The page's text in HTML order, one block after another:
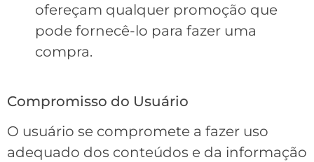
ofereçam qualquer promoção que
pode fornecê-lo para fazer uma
compra.
Compromisso do Usuário
O usuário se compromete a fazer uso
adequado dos conteúdos e da informação